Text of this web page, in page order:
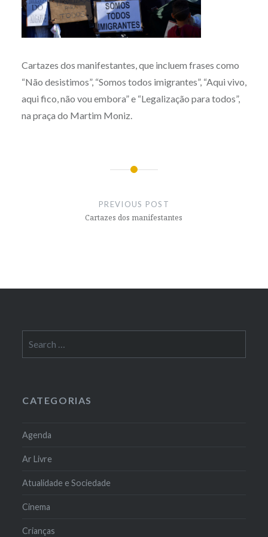
Cartazes dos manifestantes, que incluem frases como
“Não desistimos”, “Somos todos imigrantes”, “Aqui vivo,
aqui fico, não vou embora” e “Legalização para todos”,
na praça do Martim Moniz.
PREVIOUS POST
Cartazes dos manifestantes
for:
CATEGORIAS
Agenda
Ar Livre
Atualidade e Sociedade
Cinema
Crianças